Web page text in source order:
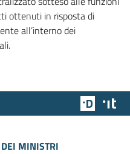
ottenuti in risposta di
all’interno dei
Team
MINISTRI